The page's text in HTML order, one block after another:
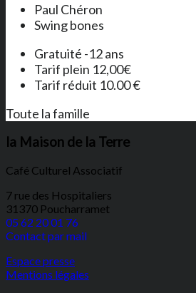
Paul Chéron
Swing bones
Gratuité -12 ans
Tarif plein 12,00€
Tarif réduit 10.00 €
Toute la famille
la Maison de la Terre
Café Culturel Associatif
7 rue des Hospitaliers
31370 Poucharramet
05 62 20 01 76
Contact par mail
Espace presse
Mentions légales